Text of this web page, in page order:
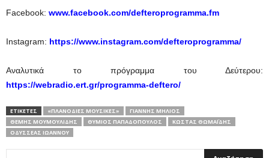
Facebook: www.facebook.com/defteroprogramma.fm
Instagram: https://www.instagram.com/defteroprogramma/
Αναλυτικά το πρόγραμμα του Δεύτερου:
https://webradio.ert.gr/programma-deftero/
ΕΤΙΚΕΤΕΣ «ΠΛΑΝΌΔΙΕΣ ΜΟΥΣΙΚΈΣ»
ΓΙΆΝΝΗΣ ΜΗΛΙΌΣ
ΘΈΜΗΣ ΜΟΥΜΟΥΛΊΔΗΣ
ΘΎΜΙΟΣ ΠΑΠΑΔΌΠΟΥΛΟΣ
ΚΏΣΤΑΣ ΘΩΜΑΪΔΗΣ
ΟΔΥΣΣΈΑΣ ΙΩΆΝΝΟΥ